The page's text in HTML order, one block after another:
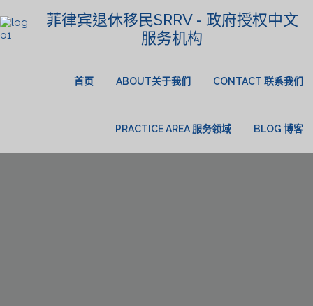
菲律宾退休移民SRRV - 政府授权中文
服务机构
首页 ABOUT关于我们 CONTACT 联系我们
PRACTICE AREA 服务领域 BLOG 博客